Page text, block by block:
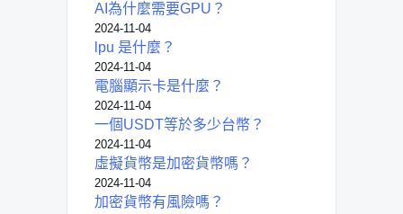
AI為什麼需要GPU？
2024-11-04
lpu 是什麼？
2024-11-04
電腦顯示卡是什麼？
2024-11-04
一個USDT等於多少台幣？
2024-11-04
虛擬貨幣是加密貨幣嗎？
2024-11-04
加密貨幣有風險嗎？